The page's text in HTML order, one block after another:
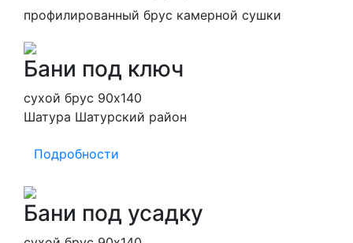
профилированный брус камерной сушки
Бани под ключ
сухой брус 90х140
Шатура Шатурский район
Подробности
Бани под усадку